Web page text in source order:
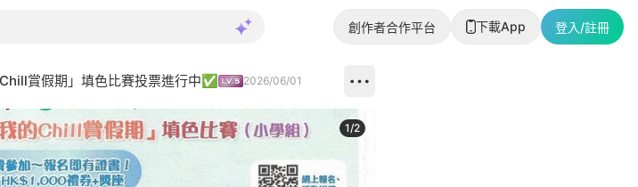
創作者合作平台 下載App 登入/註冊
Chill賞假期」填色比賽投票進行中✅ 2026/06/01
1/2